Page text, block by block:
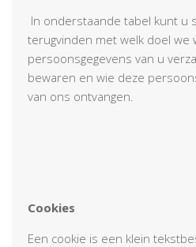
In onderstaande tabel kunt u
terugvinden met welk doel we
persoonsgegevens van u
bewaren en wie deze
van ons ontvangen.
Cookies
Een cookie is een klein